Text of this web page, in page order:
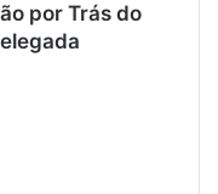
por Trás do